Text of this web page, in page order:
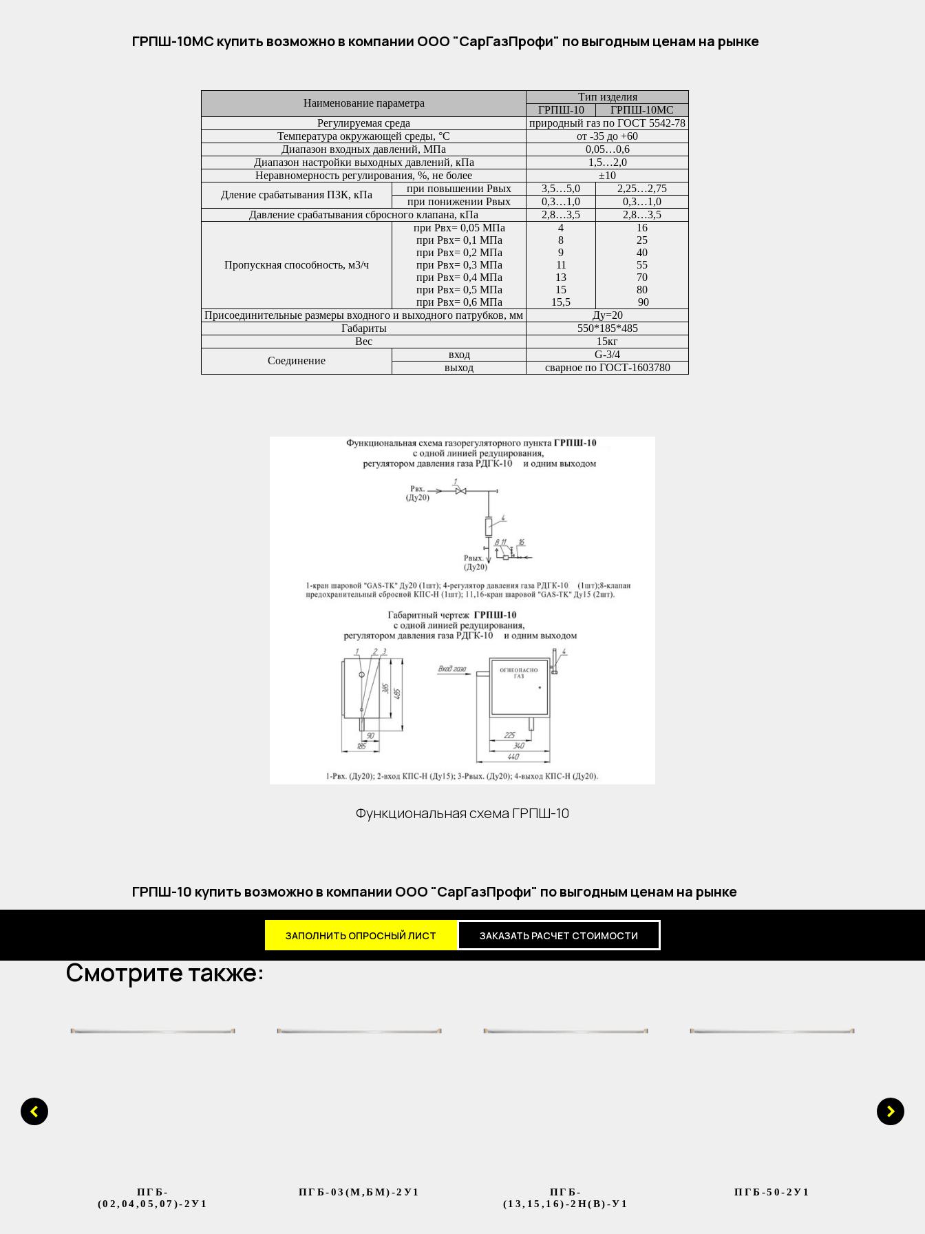
Функциональная схема ГРПШ-10
МС
ГРПШ-10МС купить возможно в компании ООО "СарГазПрофи" по выгодным ценам на рынке
Наименование параметра
Тип изделия
ГРПШ-10
ГРПШ-10МС
Регулируемая среда
природный газ по ГОСТ 5542-78
Температура окружающей среды, °С
от -35 до +60
Диапазон входных давлений, МПа
0,05…0,6
Диапазон настройки выходных давлений, кПа
1,5…2,0
Неравномерность регулирования, %, не более
±10
Дление срабатывания ПЗК, кПа
при повышении Рвых 3,5…5,0
2,25…2,75
при понижении Рвых
0,3…1,0
0,3…1,0
Давление срабатывания сбросного клапана, кПа
2,8…3,5 2,8…3,5
Пропускная способность, м3/ч
при Рвх= 0,05 МПа
при Рвх= 0,1 МПа
при Рвх= 0,2 МПа
при Рвх= 0,3 МПа
при Рвх= 0,4 МПа
при Рвх= 0,5 МПа
при Рвх= 0,6 МПа
4
8
9
11
13
15
15,5
16
25
40
55
70
80
90
Присоединительные размеры входного и выходного патрубков, мм
Ду=20
Габариты
550*185*485
Вес
15кг
Соединение
вход
G-3/4
выход
сварное по ГОСТ-1603780
Функциональная схема ГРПШ-10
ГРПШ-10 купить возможно в компании ООО "СарГазПрофи" по выгодным ценам на рынке
ЗАПОЛНИТЬ ОПРОСНЫЙ ЛИСТ ЗАКАЗАТЬ РАСЧЕТ СТОИМОСТИ
Смотрите также:
ПГБ-
(02,04,05,07)-2У1
ПГБ-03(М,БМ)-2У1
ПГБ-
(13,15,16)-2Н(В)-У1
ПГБ-50-2У1